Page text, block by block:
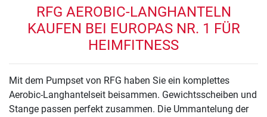
RFG AEROBIC-LANGHANTELN
KAUFEN BEI EUROPAS NR. 1 FÜR
HEIMFITNESS
Mit dem Pumpset von RFG haben Sie ein komplettes
Aerobic-Langhantelseit beisammen. Gewichtsscheiben und
Stange passen perfekt zusammen. Die Ummantelung der